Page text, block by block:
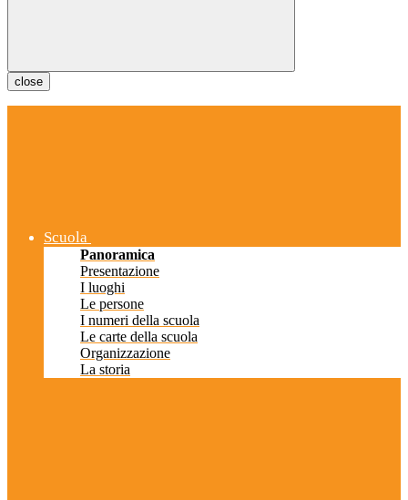
close
Scuola
Panoramica
Presentazione
I luoghi
Le persone
I numeri della scuola
Le carte della scuola
Organizzazione
La storia